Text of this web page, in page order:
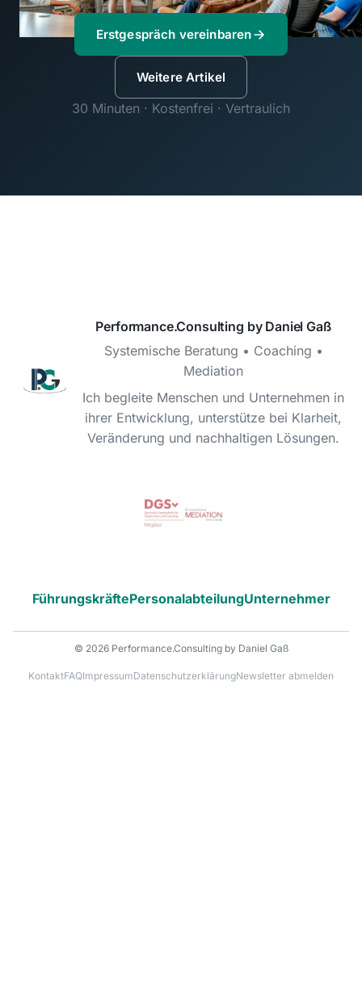
Erstgespräch vereinbaren
Weitere Artikel
30 Minuten · Kostenfrei · Vertraulich
Performance.Consulting by Daniel Gaß
Systemische Beratung • Coaching •
Mediation
Ich begleite Menschen und Unternehmen in
ihrer Entwicklung, unterstütze bei Klarheit,
Veränderung und nachhaltigen Lösungen.
FührungskräftePersonalabteilungUnternehmer
© 2026 Performance.Consulting by Daniel Gaß
KontaktFAQImpressumDatenschutzerklärungNewsletter abmelden